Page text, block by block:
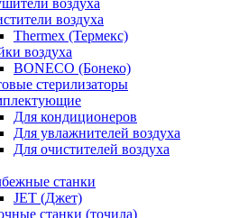
воздуха
воздуха
Thermex (Термекс)
воздуха
BONECO (Бонеко)
стерилизаторы
Для кондиционеров
Для увлажнителей воздуха
Для очистителей воздуха
станки
JET (Джет)
станки (точила)